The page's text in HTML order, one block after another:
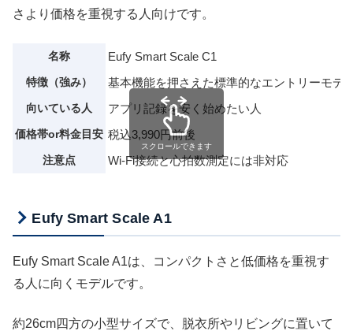
さより価格を重視する人向けです。
名称 Eufy Smart Scale C1
特徴（強み） 基本機能を押さえた標準的なエントリーモデ
向いている人 アプリ記録を安く始めたい人
価格帯or料金目安 税込3,990円前後
注意点 Wi-Fi接続と心拍数測定には非対応
スクロールできます
Eufy Smart Scale A1
Eufy Smart Scale A1は、コンパクトさと低価格を重視す
る人に向くモデルです。
約26cm四方の小型サイズで、脱衣所やリビングに置いて